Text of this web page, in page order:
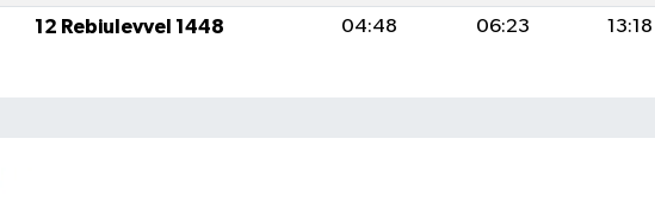
12 Rebiulevvel 1448 04:48 06:23 13:18